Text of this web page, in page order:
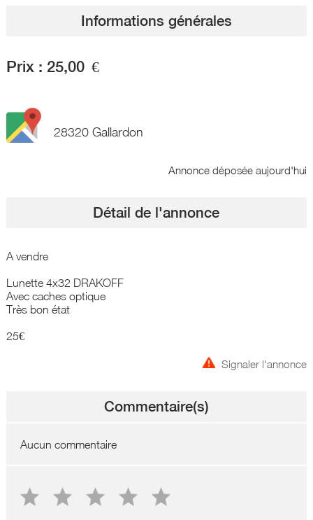
Informations générales
Prix : 25,00 €
28320 Gallardon
Annonce déposéeaujourd'hui
Détail de l'annonce
A vendre
Lunette 4x32 DRAKOFF
Avec caches optique
Très bon état
25€
Signaler l'annonce
Commentaire(s)
Aucun commentaire